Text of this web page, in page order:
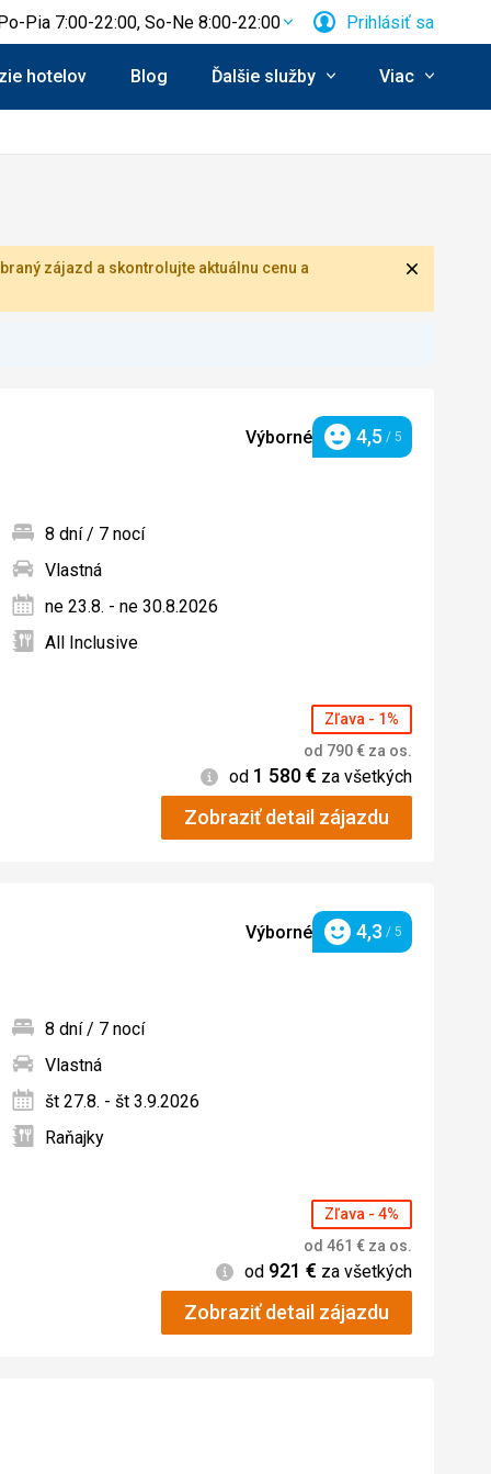
Pia 7:00-22:00, So-Ne 8:00-22:00 Prihlásiť sa
hotelov Blog Ďalšie služby Viac
zájazd a skontrolujte aktuálnu cenu a
Výborné Hodnotenie
4,5 / 5
8 dní / 7 nocí
Vlastná
ne 23.8. - ne 30.8.2026
All Inclusive
Zľava - 1%
od 790€ za os.
Informácie
od 1 580€ za všetkých
Zobraziť detail zájazdu
Výborné Hodnotenie
4,3 / 5
8 dní / 7 nocí
Vlastná
št 27.8. - št 3.9.2026
Raňajky
Zľava - 4%
od 461 € za os.
Informácie
od 921 € za všetkých
Zobraziť detail zájazdu